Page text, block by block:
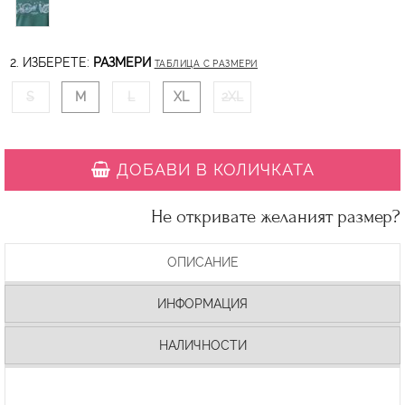
2. ИЗБЕРЕТЕ: РАЗМЕРИ ТАБЛИЦА С РАЗМЕРИ
S M L XL 2XL
ДОБАВИ В КОЛИЧКАТА
Не откривате желаният размер?
ОПИСАНИЕ
ИНФОРМАЦИЯ
НАЛИЧНОСТИ